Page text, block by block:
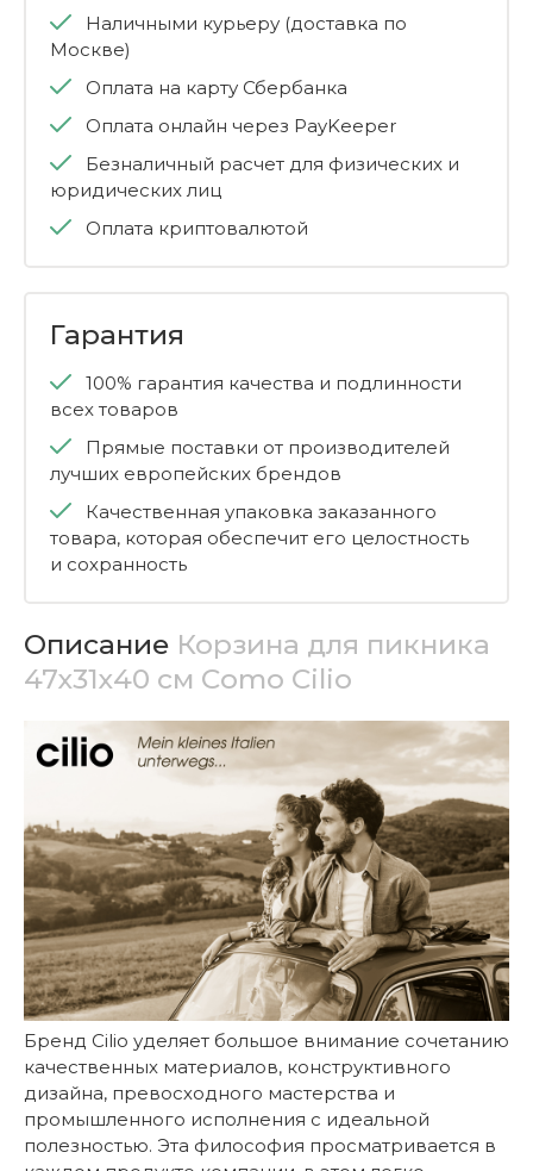
Наличными курьеру (доставка по
Москве)
Оплата на карту Сбербанка
Оплата онлайн через PayKeeper
Безналичный расчет для физических и
юридических лиц
Оплата криптовалютой
Гарантия
100% гарантия качества и подлинности
всех товаров
Прямые поставки от производителей
лучших европейских брендов
Качественная упаковка заказанного
товара, которая обеспечит его целостность
и сохранность
Описание Корзина для пикника
47х31х40 см Como Cilio
Бренд Cilio уделяет большое внимание сочетанию
качественных материалов, конструктивного
дизайна, превосходного мастерства и
промышленного исполнения с идеальной
полезностью. Эта философия просматривается в